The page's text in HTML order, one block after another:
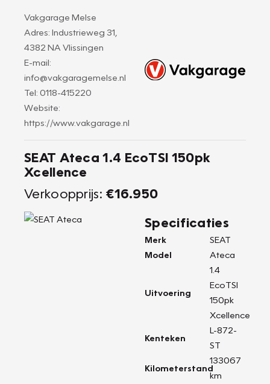
Vakgarage Melse
Adres: Industrieweg 31,
4382 NA Vlissingen
E-mail:
info@vakgaragemelse.nl
Tel: 0118-415220
Website:
https://www.vakgarage.nl
SEAT Ateca 1.4 EcoTSI 150pk
Xcellence
Verkoopprijs: €16.950
Specificaties
Merk
SEAT
Model
Ateca
Uitvoering
1.4
EcoTSI
150pk
Xcellence
Kenteken
L-872-
ST
Kilometerstand
133067
km